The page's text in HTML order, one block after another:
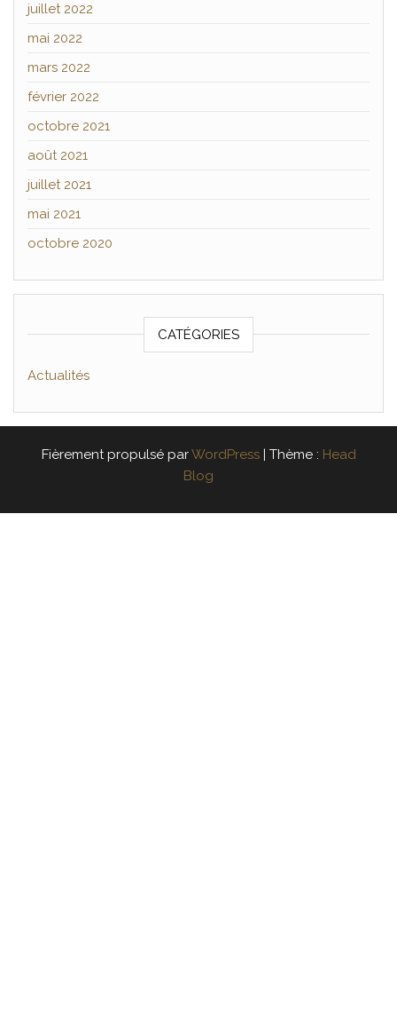
juillet 2022
mai 2022
mars 2022
février 2022
octobre 2021
août 2021
juillet 2021
mai 2021
octobre 2020
CATÉGORIES
Actualités
Fièrement propulsé parWordPress Thème : Head
Blog